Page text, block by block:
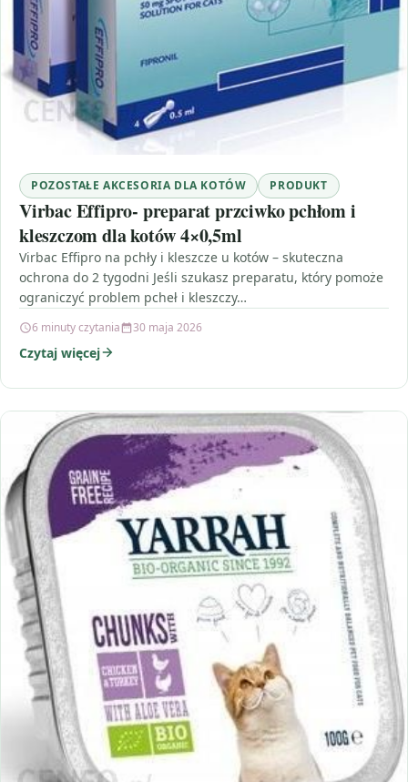
POZOSTAŁE AKCESORIA DLA KOTÓW PRODUKT
Virbac Effipro- preparat przciwko pchłom i
kleszczom dla kotów 4×0,5ml
Virbac Effipro na pchły i kleszcze u kotów – skuteczna
ochrona do 2 tygodni Jeśli szukasz preparatu, który pomoże
ograniczyć problem pcheł i kleszczy…
6 minuty czytania 30 maja 2026
Czytaj więcej